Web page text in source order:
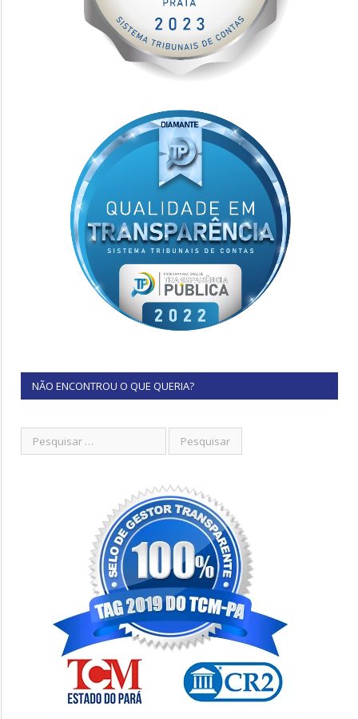
NÃO ENCONTROU O QUE QUERIA?